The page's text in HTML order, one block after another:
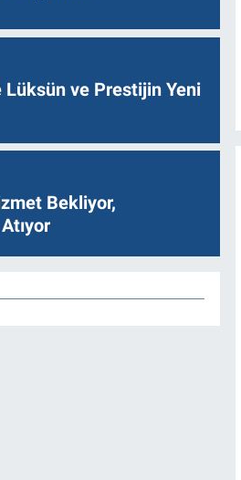
ve Prestijin Yeni
Bekliyor,